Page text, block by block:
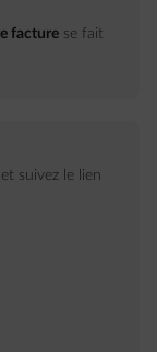
facture se fait
suivez le lien